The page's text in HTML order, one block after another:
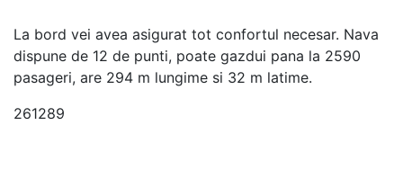
La bord vei avea asigurat tot confortul necesar. Nava
dispune de 12 de punti, poate gazdui pana la 2590
pasageri, are 294 m lungime si 32 m latime.
261289